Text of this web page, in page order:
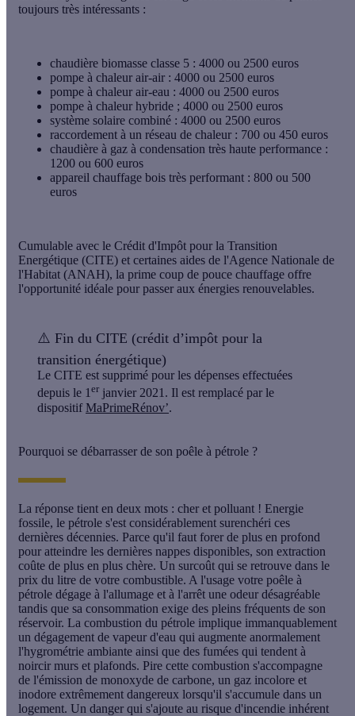
toujours très intéressants :
chaudière biomasse classe 5 : 4000 ou 2500 euros
pompe à chaleur air-air : 4000 ou 2500 euros
pompe à chaleur air-eau : 4000 ou 2500 euros
pompe à chaleur hybride ; 4000 ou 2500 euros
système solaire combiné : 4000 ou 2500 euros
raccordement à un réseau de chaleur : 700 ou 450 euros
chaudière à gaz à condensation très haute performance :
1200 ou 600 euros
appareil chauffage bois très performant : 800 ou 500
euros
Cumulable avec le Crédit d'Impôt pour la Transition
Energétique (CITE) et certaines aides de l'Agence Nationale de
l'Habitat (ANAH), la prime coup de pouce chauffage offre
l'opportunité idéale pour passer aux énergies renouvelables.
⚠️ Fin du CITE (crédit d’impôt pour la
transition énergétique)
Le CITE est supprimé pour les dépenses effectuées
depuis le 1er janvier 2021. Il est remplacé par le
dispositifMaPrimeRénov’.
Pourquoi se débarrasser de son poêle à pétrole ?
La réponse tient en deux mots : cher et polluant ! Energie
fossile, le pétrole s'est considérablement surenchéri ces
dernières décennies. Parce qu'il faut forer de plus en profond
pour atteindre les dernières nappes disponibles, son extraction
coûte de plus en plus chère. Un surcoût qui se retrouve dans le
prix du litre de votre combustible. A l'usage votre poêle à
pétrole dégage à l'allumage et à l'arrêt une odeur désagréable
tandis que sa consommation exige des pleins fréquents de son
réservoir. La combustion du pétrole implique immanquablement
un dégagement de vapeur d'eau qui augmente anormalement
l'hygrométrie ambiante ainsi que des fumées qui tendent à
noircir murs et plafonds. Pire cette combustion s'accompagne
de l'émission de monoxyde de carbone, un gaz incolore et
inodore extrêmement dangereux lorsqu'il s'accumule dans un
logement. Un danger qui s'ajoute au risque d'incendie inhérent